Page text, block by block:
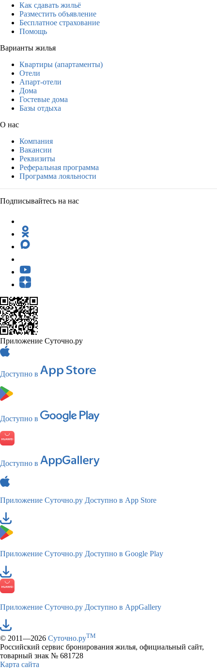
Как сдавать жильё
Разместить объявление
Бесплатное страхование
Помощь
Варианты жилья
Квартиры (апартаменты)
Отели
Апарт-отели
Дома
Гостевые дома
Базы отдыха
О нас
Компания
Вакансии
Реквизиты
Реферальная программа
Программа лояльности
Подписывайтесь на нас
Приложение Суточно.ру
Доступно в
Доступно в
Доступно в
Приложение Суточно.ру Доступно в App Store
Приложение Суточно.ру Доступно в Google Play
Приложение Суточно.ру Доступно в AppGallery
© 2011—2026 Суточно.руTM
Российский сервис бронирования жилья, официальный сайт,
товарный знак № 681728
Карта сайта